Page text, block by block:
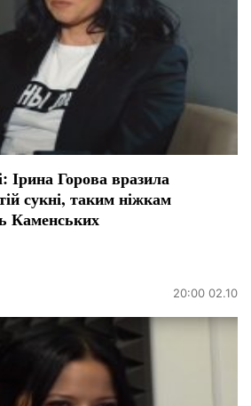
Ірина Горова вразила
сукні, таким ніжкам
Каменських
20:00 02.10